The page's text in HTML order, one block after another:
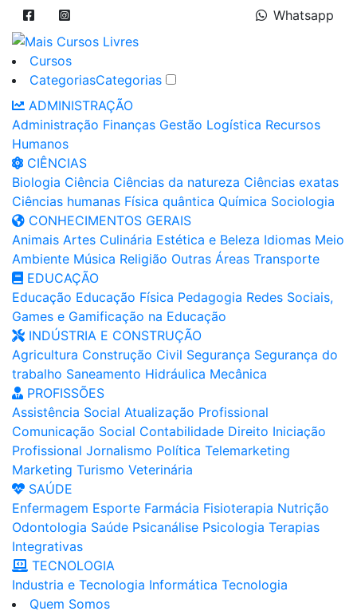
Whatsapp
Cursos
CategoriasCategorias
ADMINISTRAÇÃO
Administração Finanças Gestão Logística Recursos
Humanos
CIÊNCIAS
Biologia Ciência Ciências da natureza Ciências exatas
Ciências humanas Física quântica Química Sociologia
CONHECIMENTOS GERAIS
Animais Artes Culinária Estética e Beleza Idiomas Meio
Ambiente Música Religião Outras Áreas Transporte
EDUCAÇÃO
Educação Educação Física Pedagogia Redes Sociais,
Games e Gamificação na Educação
INDÚSTRIA E CONSTRUÇÃO
Agricultura Construção Civil Segurança Segurança do
trabalho Saneamento Hidráulica Mecânica
PROFISSÕES
Assistência Social Atualização Profissional
Comunicação Social Contabilidade Direito Iniciação
Profissional Jornalismo Política Telemarketing
Marketing Turismo Veterinária
SAÚDE
Enfermagem Esporte Farmácia Fisioterapia Nutrição
Odontologia Saúde Psicanálise Psicologia Terapias
Integrativas
TECNOLOGIA
Industria e Tecnologia Informática Tecnologia
Quem Somos